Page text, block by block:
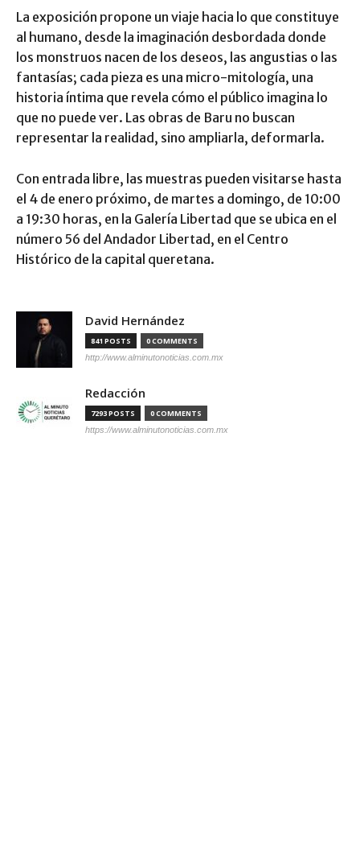
La exposición propone un viaje hacia lo que constituye
al humano, desde la imaginación desbordada donde
los monstruos nacen de los deseos, las angustias o las
fantasías; cada pieza es una micro-mitología, una
historia íntima que revela cómo el público imagina lo
que no puede ver. Las obras de Baru no buscan
representar la realidad, sino ampliarla, deformarla.
Con entrada libre, las muestras pueden visitarse hasta
el 4 de enero próximo, de martes a domingo, de 10:00
a 19:30 horas, en la Galería Libertad que se ubica en el
número 56 del Andador Libertad, en el Centro
Histórico de la capital queretana.
David Hernández
841 POSTS 0 COMMENTS
http://www.alminutonoticias.com.mx
Redacción
7293 POSTS 0 COMMENTS
https://www.alminutonoticias.com.mx